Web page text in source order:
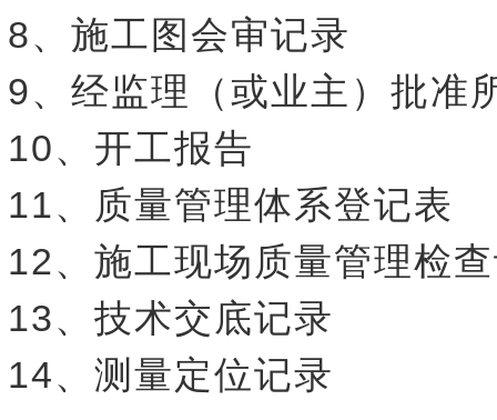
8、施工图会审记录
9、经监理（或业主）批准
10、开工报告
11、质量管理体系登记表
12、施工现场质量管理检
13、技术交底记录
14、测量定位记录